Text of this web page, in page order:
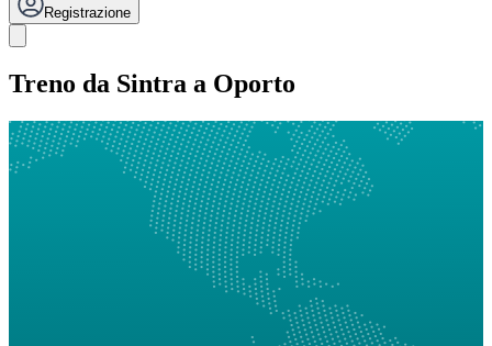
Registrazione
Treno da Sintra a Oporto